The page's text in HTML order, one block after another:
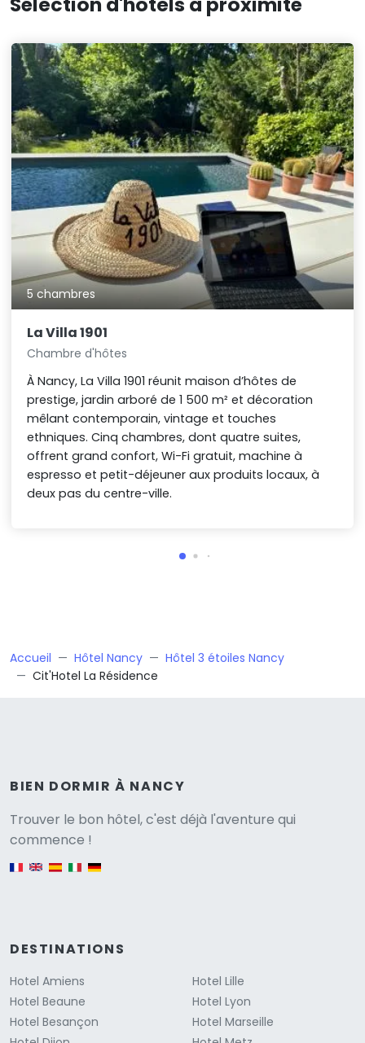
5 chambres
La Villa 1901
Chambre d'hôtes
À Nancy, La Villa 1901 réunit maison d’hôtes de
prestige, jardin arboré de 1 500 m² et décoration
mêlant contemporain, vintage et touches
ethniques. Cinq chambres, dont quatre suites,
offrent grand confort, Wi-Fi gratuit, machine à
espresso et petit-déjeuner aux produits locaux, à
deux pas du centre-ville.
Accueil Hôtel Nancy
Hôtel 3 étoiles Nancy
Cit'Hotel La Résidence
BIEN DORMIR À NANCY
Trouver le bon hôtel, c'est déjà l'aventure qui
commence !
English version
DESTINATIONS
Hotel Amiens
Hotel Beaune
Hotel Besançon
Hotel Lille
Hotel Lyon
Hotel Marseille